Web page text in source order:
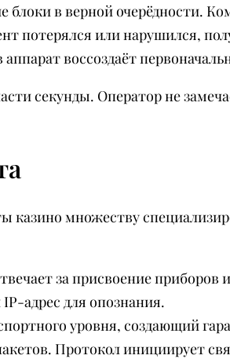
в верной очерёдности.
потерялся или нарушился,
воссоздаёт
секунды. Оператор не
казино множеству
за присвоение
адрес для опознания.
уровня, создающий
Протокол инициирует